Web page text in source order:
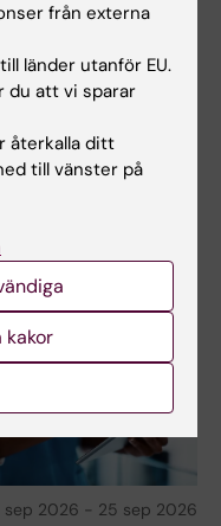
internationella
om att
i Sverige – sept.
onlinemöte med en
introduktion till…
sep 2026 - 25 sep 2026
från externa
länder utanför EU.
du att vi sparar
återkalla ditt
till vänster på
kakor